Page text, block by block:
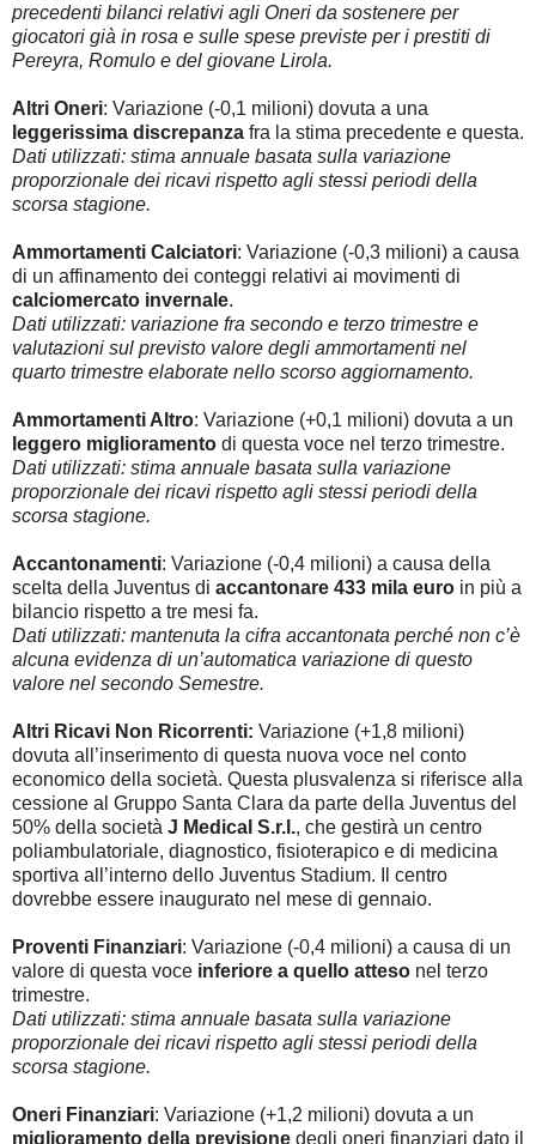
precedenti bilanci relativi agli Oneri da sostenere per
giocatori già in rosa e sulle spese previste per i prestiti di
Pereyra, Romulo e del giovane Lirola.
Altri Oneri: Variazione (-0,1 milioni) dovuta a una
leggerissima discrepanza fra la stima precedente e questa.
Dati utilizzati: stima annuale basata sulla variazione
proporzionale dei ricavi rispetto agli stessi periodi della
scorsa stagione.
Ammortamenti Calciatori: Variazione (-0,3 milioni) a causa
di un affinamento dei conteggi relativi ai movimenti di
calciomercato invernale.
Dati utilizzati: variazione fra secondo e terzo trimestre e
valutazioni sul previsto valore degli ammortamenti nel
quarto trimestre elaborate nello scorso aggiornamento.
Ammortamenti Altro: Variazione (+0,1 milioni) dovuta a un
leggero miglioramento di questa voce nel terzo trimestre.
Dati utilizzati: stima annuale basata sulla variazione
proporzionale dei ricavi rispetto agli stessi periodi della
scorsa stagione.
Accantonamenti: Variazione (-0,4 milioni) a causa della
scelta della Juventus di accantonare 433 mila euro in più a
bilancio rispetto a tre mesi fa.
Dati utilizzati: mantenuta la cifra accantonata perché non c’è
alcuna evidenza di un’automatica variazione di questo
valore nel secondo Semestre.
Altri Ricavi Non Ricorrenti: Variazione (+1,8 milioni)
dovuta all’inserimento di questa nuova voce nel conto
economico della società. Questa plusvalenza si riferisce alla
cessione al Gruppo Santa Clara da parte della Juventus del
50% della società J Medical S.r.l., che gestirà un centro
poliambulatoriale, diagnostico, fisioterapico e di medicina
sportiva all’interno dello Juventus Stadium. Il centro
dovrebbe essere inaugurato nel mese di gennaio.
Proventi Finanziari: Variazione (-0,4 milioni) a causa di un
valore di questa voce inferiore a quello atteso nel terzo
trimestre.
Dati utilizzati: stima annuale basata sulla variazione
proporzionale dei ricavi rispetto agli stessi periodi della
scorsa stagione.
Oneri Finanziari: Variazione (+1,2 milioni) dovuta a un
miglioramento della previsione degli oneri finanziari dato il